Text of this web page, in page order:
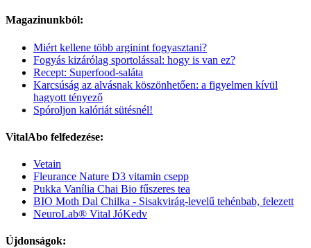
Magazinunkból:
Miért kellene több arginint fogyasztani?
Fogyás kizárólag sportolással: hogy is van ez?
Recept: Superfood-saláta
Karcsúság az alvásnak köszönhetően: a figyelmen kívül
hagyott tényező
Spóroljon kalóriát sütésnél!
VitalAbo felfedezése:
Vetain
Fleurance Nature D3 vitamin csepp
Pukka Vanília Chai Bio fűszeres tea
BIO Moth Dal Chilka - Sisakvirág-levelű tehénbab, felezett
NeuroLab® Vital JóKedv
Újdonságok: